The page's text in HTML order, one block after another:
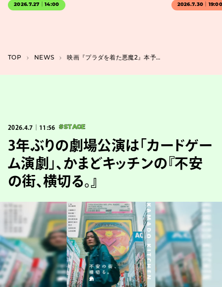
2026.7.27｜14:00 2026.7.30｜
TOP NEWS 映画『プラダを着た悪魔2』本予告とキャラポスター公開、ガガ×ドーチーのコラボ曲も
2026.4.7｜11:56 #STAGE
3年ぶりの劇場公演は「カードゲー
ム演劇」、かまどキッチンの『不安
の街、横切る。』